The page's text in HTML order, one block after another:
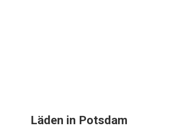
Läden in Potsdam